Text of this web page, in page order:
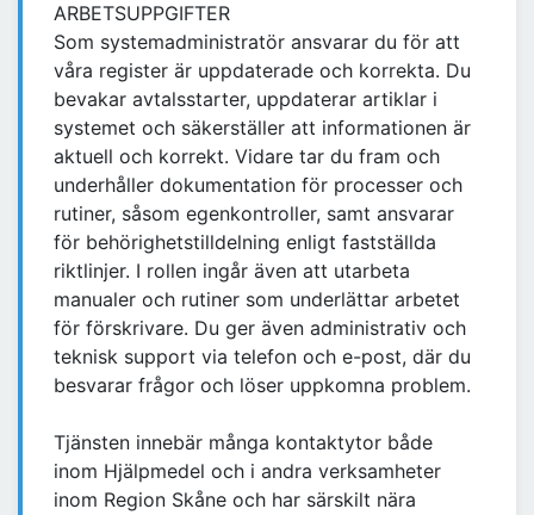
ARBETSUPPGIFTER
Som systemadministratör ansvarar du för att
våra register är uppdaterade och korrekta. Du
bevakar avtalsstarter, uppdaterar artiklar i
systemet och säkerställer att informationen är
aktuell och korrekt. Vidare tar du fram och
underhåller dokumentation för processer och
rutiner, såsom egenkontroller, samt ansvarar
för behörighetstilldelning enligt fastställda
riktlinjer. I rollen ingår även att utarbeta
manualer och rutiner som underlättar arbetet
för förskrivare. Du ger även administrativ och
teknisk support via telefon och e-post, där du
besvarar frågor och löser uppkomna problem.
Tjänsten innebär många kontaktytor både
inom Hjälpmedel och i andra verksamheter
inom Region Skåne och har särskilt nära